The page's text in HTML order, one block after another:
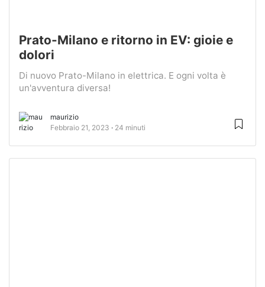
Prato-Milano e ritorno in EV: gioie e
dolori
Di nuovo Prato-Milano in elettrica. E ogni volta è
un'avventura diversa!
maurizio
Febbraio 21, 2023
24 minuti